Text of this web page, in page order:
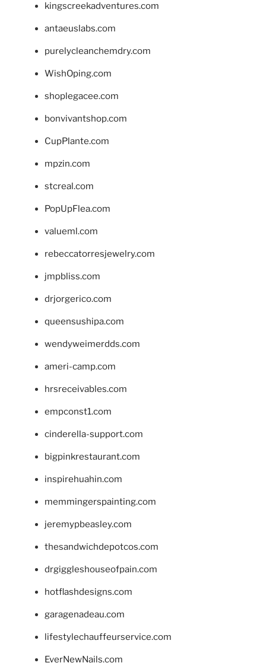
kingscreekadventures.com
antaeuslabs.com
purelycleanchemdry.com
WishOping.com
shoplegacee.com
bonvivantshop.com
CupPlante.com
mpzin.com
stcreal.com
PopUpFlea.com
valueml.com
rebeccatorresjewelry.com
jmpbliss.com
drjorgerico.com
queensushipa.com
wendyweimerdds.com
ameri-camp.com
hrsreceivables.com
empconst1.com
cinderella-support.com
bigpinkrestaurant.com
inspirehuahin.com
memmingerspainting.com
jeremypbeasley.com
thesandwichdepotcos.com
drgiggleshouseofpain.com
hotflashdesigns.com
garagenadeau.com
lifestylechauffeurservice.com
EverNewNails.com